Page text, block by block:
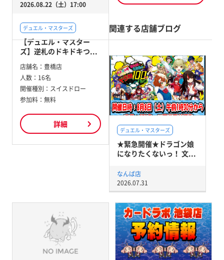
2026.08.22（土）17:00
デュエル・マスターズ
【デュエル・マスター
ズ】逆札のドキドキつ...
店舗名： 豊橋店
人数： 16名
開催種別： スイスドロー
参加料： 無料
詳細
関連する店舗ブログ
デュエル・マスターズ
★緊急開催★ドラゴン娘
になりたくないっ！ 文...
なんば店
2026.07.31